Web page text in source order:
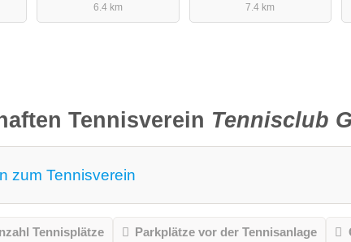
6.4 km
7.4 km
Tennisverein Tennisclub
zum Tennisverein
Tennisplätze Parkplätze vor der Tennisanlage